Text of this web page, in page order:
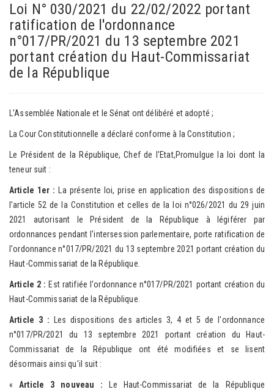
Loi N° 030/2021 du 22/02/2022 portant
ratification de l'ordonnance
n°017/PR/2021 du 13 septembre 2021
portant création du Haut-Commissariat
de la République
L'Assemblée Nationale et le Sénat ont délibéré et adopté ;
La Cour Constitutionnelle a déclaré conforme à la Constitution ;
Le Président de la République, Chef de l'Etat,Promulgue la loi dont la
teneur suit :
Article 1er : La présente loi, prise en application des dispositions de
l'article 52 de la Constitution et celles de la loi n°026/2021 du 29 juin
2021 autorisant le Président de la République à légiférer par
ordonnances pendant l'intersession parlementaire, porte ratification de
l'ordonnance n°017/PR/2021 du 13 septembre 2021 portant création du
Haut-Commissariat de la République.
Article 2 : Est ratifiée l'ordonnance n°017/PR/2021 portant création du
Haut-Commissariat de la République.
Article 3 : Les dispositions des articles 3, 4 et 5 de l'ordonnance
n°017/PR/2021 du 13 septembre 2021 portant création du Haut-
Commissariat de la République ont été modifiées et se lisent
désormais ainsi qu'il suit :
«Article 3 nouveau : Le Haut-Commissariat de la République